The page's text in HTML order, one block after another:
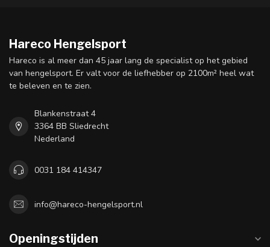
Hareco Hengelsport
Hareco is al meer dan 45 jaar lang de specialist op het gebied
van hengelsport. Er valt voor de liefhebber op 2100m² heel wat
te beleven en te zien.
Blankenstraat 4
3364 BB Sliedrecht
Nederland
0031 184 414347
info@hareco-hengelsport.nl
Openingstijden